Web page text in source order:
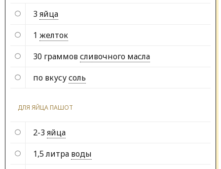
3 яйца
1 желток
30 граммовсливочного масла
по вкусусоль
ДЛЯ ЯЙЦА ПАШОТ
2-3 яйца
1,5 литра воды